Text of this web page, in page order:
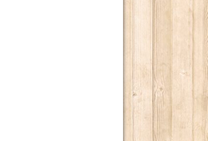
LINCOLN RHYME.
ARCIPELAGO DI CHILOÉ.
UN PEZZO GROSSO DELLA MAFIA
CAPACITÀ DI CONTROLLARE “LA SCRITTURA”.